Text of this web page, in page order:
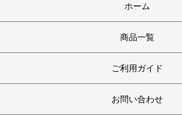
ホーム
商品一覧
ご利用ガイド
お問い合わせ